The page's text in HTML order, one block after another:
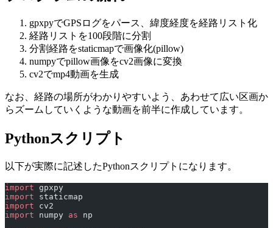
gpxpyでGPSログをパース、緯度経度を経路リスト化
経路リストを100段階に分割
分割経路をstaticmapで画像化(pillow)
numpyでpillow画像をcv2画像に変換
cv2でmp4動画を生成
なお、経路の場所がわかりやすいよう、あわせて広い区画か
らズームしていくような動画を前半に作成しています。
Pythonスクリプト
以下が実際に記述したPythonスクリプトになります。
import gpxpy
import staticmap
import cv2
import numpy as np